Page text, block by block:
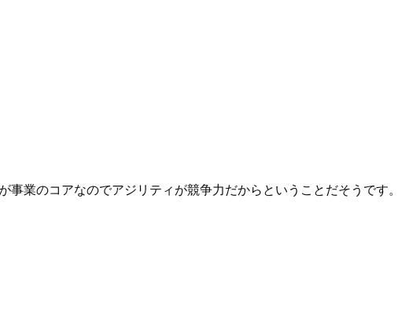
業のコアなのでアジリティが競争力だからということだそうです。